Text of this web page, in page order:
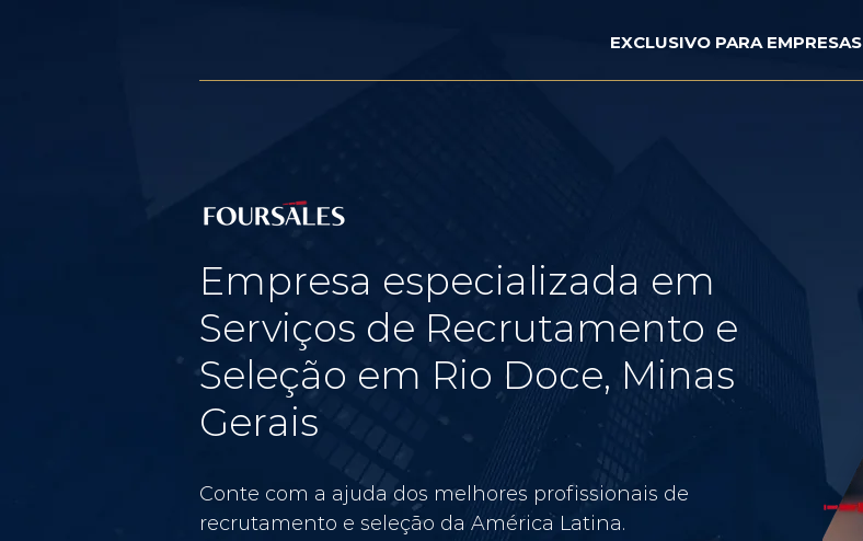
EXCLUSIVO PARA EMPRESAS
Empresa especializada em
Serviços de Recrutamento e
Seleção em Rio Doce, Minas
Gerais
Conte com a ajuda dos melhores profissionais de
recrutamento e seleção da América Latina.